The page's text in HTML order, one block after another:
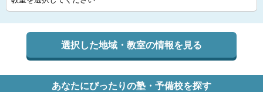
選択した地域・教室の情報を見る
あなたにぴったりの塾・予備校を探す